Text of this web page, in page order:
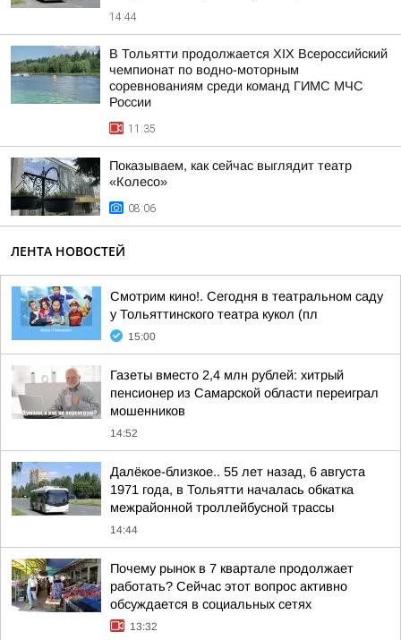
14:44
В Тольятти продолжается XIX Всероссийский
чемпионат по водно-моторным
соревнованиям среди команд ГИМС МЧС
России
11:35
Показываем, как сейчас выглядит театр
«Колесо»
08:06
ЛЕНТА НОВОСТЕЙ
Смотрим кино!. Сегодня в театральном саду
у Тольяттинского театра кукол (пл
15:00
Газеты вместо 2,4 млн рублей: хитрый
пенсионер из Самарской области переиграл
мошенников
14:52
Далёкое-близкое.. 55 лет назад, 6 августа
1971 года, в Тольятти началась обкатка
межрайонной троллейбусной трассы
14:44
Почему рынок в 7 квартале продолжает
работать? Сейчас этот вопрос активно
обсуждается в социальных сетях
13:32